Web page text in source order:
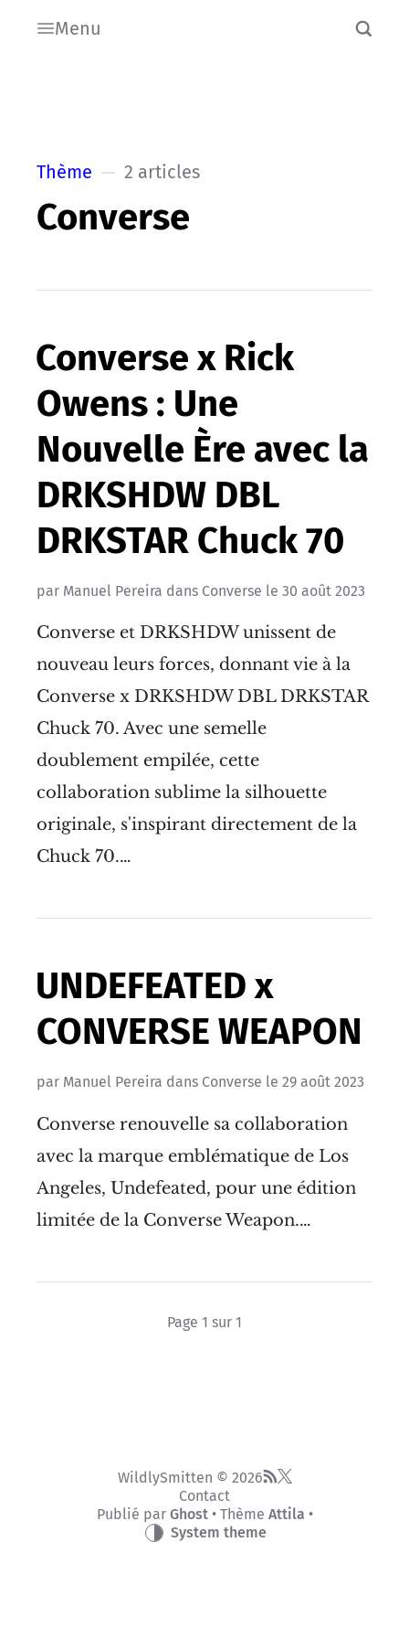
Menu
Thème 2 articles
Converse
Converse x Rick
Owens : Une
Nouvelle Ère avec la
DRKSHDW DBL
DRKSTAR Chuck 70
par Manuel Pereira dans Converse le 30 août 2023
Converse et DRKSHDW unissent de
nouveau leurs forces, donnant vie à la
Converse x DRKSHDW DBL DRKSTAR
Chuck 70. Avec une semelle
doublement empilée, cette
collaboration sublime la silhouette
originale, s'inspirant directement de la
Chuck 70.…
UNDEFEATED x
CONVERSE WEAPON
par Manuel Pereira dans Converse le 29 août 2023
Converse renouvelle sa collaboration
avec la marque emblématique de Los
Angeles, Undefeated, pour une édition
limitée de la Converse Weapon.…
Page 1 sur 1
WildlySmitten © 2026
Contact
Publié par Ghost• Thème Attila •
System theme